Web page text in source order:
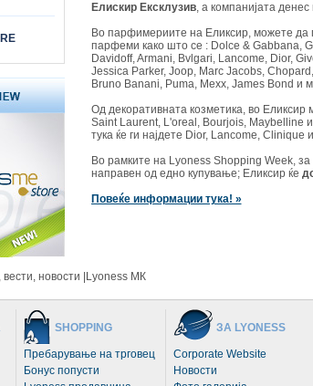
Елискир Ексклузив, а компанијата
Во парфимериите на Еликсир, можете да
парфеми како што се : Dolce & Gabbana,
Davidoff, Armani, Bvlgari, Lancome, Dior,
Jessica Parker, Joop, Marc Jacobs,
Bruno Banani, Puma, Mexx, James Bond и
Од декоративната козметика, во Еликсир
Saint Laurent, L'oreal, Bourjois, Maybelline
тука ќе ги најдете Dior, Lancome, Clinique
Во рамките на Lyoness Shopping Week,
направен од едно купување; Еликсир ќе
Повеќе информации тука! »
вести, новости |Lyoness МК
SHOPPING
Пребарување на трговец
Бонус попусти
ЗА LYONESS
Corporate Website
Новости